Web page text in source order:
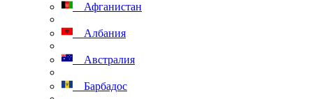
Афганистан
Албания
Австралия
Барбадос